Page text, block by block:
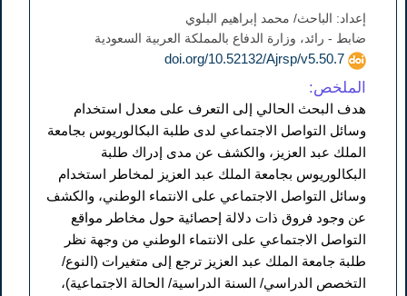
إعداد: الباحث/ محمد إبراهيم البلوي
ضابط - رائد، وزارة الدفاع بالمملكة العربية السعودية
doi.org/10.52132/Ajrsp/v5.50.7
الملخص:
هدف البحث الحالي إلى التعرف على معدل استخدام
وسائل التواصل الاجتماعي لدى طلبة البكالوريوس بجامعة
الملك عبد العزيز، والكشف عن مدى إدراك طلبة
البكالوريوس بجامعة الملك عبد العزيز لمخاطر استخدام
وسائل التواصل الاجتماعي على الانتماء الوطني، والكشف
عن وجود فروق ذات دلالة إحصائية حول مخاطر مواقع
التواصل الاجتماعي على الانتماء الوطني من وجهة نظر
طلبة جامعة الملك عبد العزيز ترجع إلى متغيرات (النوع/
التخصص الدراسي/ السنة الدراسية/ الحالة الاجتماعية)،